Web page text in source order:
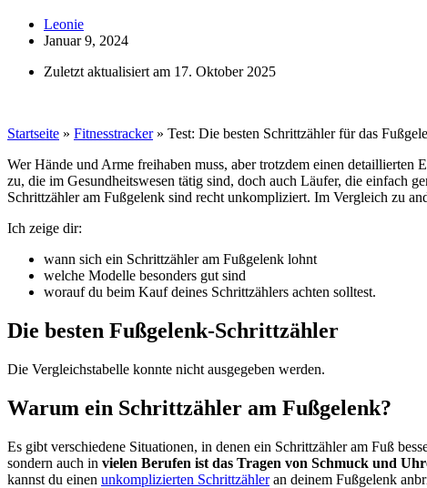
Leonie
Januar 9, 2024
Zuletzt aktualisiert am 17. Oktober 2025
Startseite » Fitnesstracker» Test: Die besten Schrittzähler für das
Wer Hände und Arme freihaben muss, aber trotzdem einen
zu, die im Gesundheitswesen tätig sind, doch auch Läufer, die einfach
Schrittzähler am Fußgelenk sind recht unkompliziert. Im Vergleich zu
Ich zeige dir:
wann sich ein Schrittzähler am Fußgelenk lohnt
welche Modelle besonders gut sind
worauf du beim Kauf deines Schrittzählers achten solltest.
Die besten Fußgelenk-Schrittzähler
Die Vergleichstabelle konnte nicht ausgegeben werden.
Warum ein Schrittzähler am Fußgelenk?
Es gibt verschiedene Situationen, in denen ein Schrittzähler am Fuß
sondern auch in vielen Berufen ist das Tragen von Schmuck und
kannst du einen unkomplizierten Schrittzähleran deinem Fußgelenk